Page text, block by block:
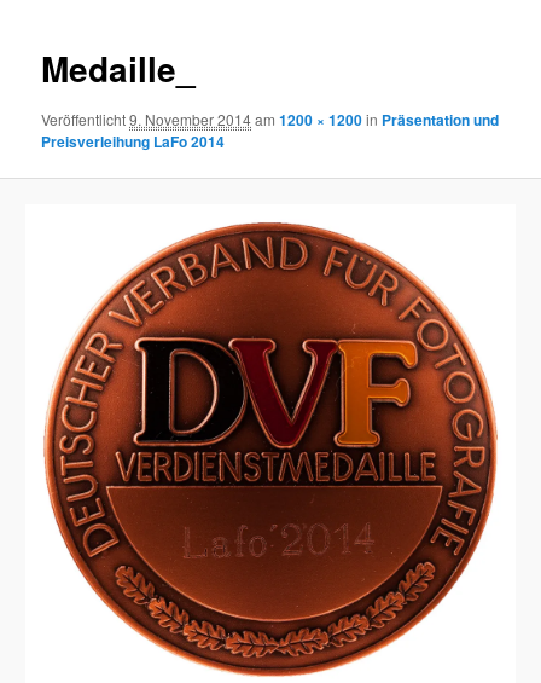
Medaille_
Veröffentlicht9. November 2014am1200 × 1200in Präsentation und
Preisverleihung LaFo 2014